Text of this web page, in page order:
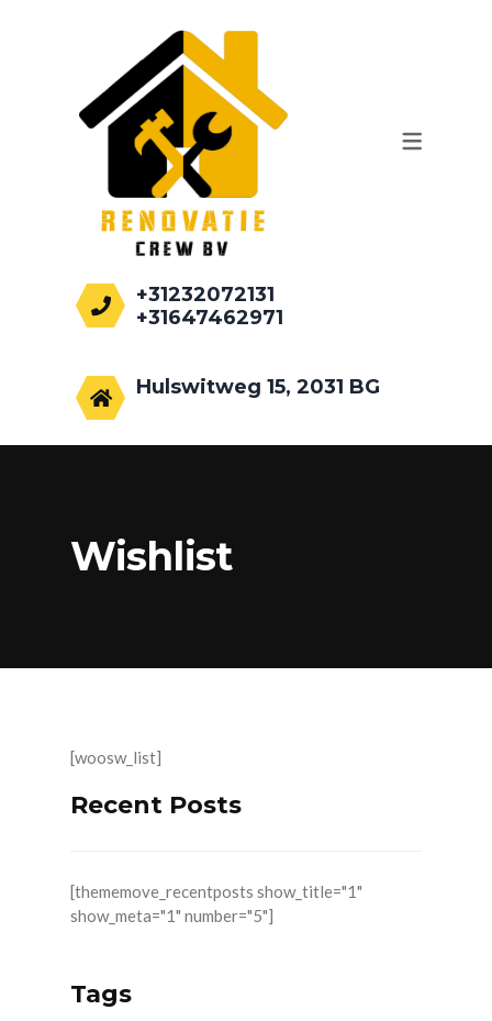
WERKZAAMHEDEN
AANBOUWEN
+31232072131
+31647462971
Hulswitweg 15, 2031 BG
Wishlist
[woosw_list]
Recent Posts
[thememove_recentposts show_title="1"
show_meta="1" number="5"]
Tags